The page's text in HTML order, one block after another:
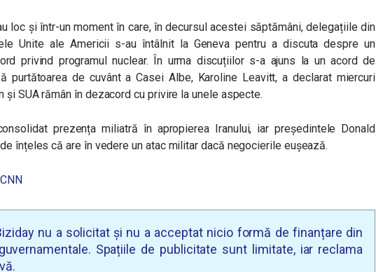
loc și într-un moment în care, în decursul acestei săptămâni, delegațiile din
Unite ale Americii s-au întâlnit la Geneva pentru a discuta despre un
privind programul nuclear. În urma discuțiilor s-a ajuns la un acord de
purtătoarea de cuvânt a Casei Albe, Karoline Leavitt, a declarat miercuri
și SUA rămân în dezacord cu privire la unele aspecte.
prezența miliatră în apropierea Iranului, iar președintele Donald
înțeles că are în vedere un atac militar dacă negocierile eușează.
CNN
nu a solicitat și nu a acceptat nicio formă de finanțare din
Spațiile de publicitate sunt limitate, iar reclama